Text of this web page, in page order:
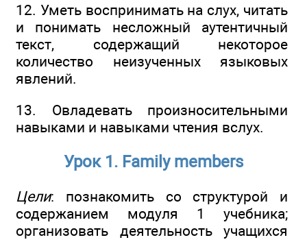
12. Уметь воспринимать на слух, читать
и понимать несложный аутентичный
текст, содержащий некоторое
количество неизученных языковых
явлений.
13. Овладевать произносительными
навыками и навыками чтения вслух.
Урок 1. Family members
Цели: познакомить со структурой и
содержанием модуля 1 учебника;
организовать деятельность учащихся